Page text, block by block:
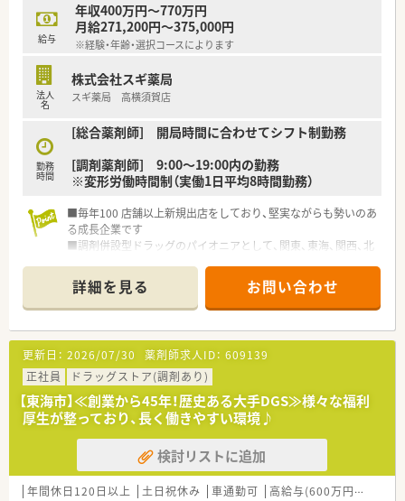
給与
年収400万円～770万円
月給271,200円～375,000円
※経験・年齢・選択コースによります
法人
名
株式会社スギ薬局
スギ薬局 高横須賀店
勤務
時間
[総合薬剤師] 開局時間に合わせてシフト制勤務
[調剤薬剤師] 9:00～19:00内の勤務
※変形労働時間制（実働1日平均8時間勤務）
■毎年100 店舗以上新規出店をしており、堅実ながらも勢いのあ
る成長企業です
■調剤併設型ドラッグのパイオニアとして、関東、東海、関西、北
■研修制度は様々なプランがあり、集合研修だけでなく任意で受
講可能な研修も幅広く用意されています
■店舗で活躍する従業員、社外で活躍する従業員、将来経営幹部
となる従業員など、薬剤師として様々な活躍ができるフィールド
を用意されています
■総合薬剤師・調剤薬剤師（土日休み・19時までの勤務）どちらか
の働き方を選択できます
■調剤併設型だけでなく「医療モール・クリニック併設店舗」「敷
地内薬局」「訪問調剤特化型店舗」など様々な店舗を運営してい
ます
■在宅医療にも積極的取り組んでおり「訪問調剤特化型店舗」を
50店舗以上、無菌調剤室は業界最多の51店舗設置しています
■「プラチナくるみん認定企業」「健康経営優良法人2023（大規模
法人部門）認定」等を取得し一人ひとりが働きやすい環境が整備
詳細を見る お問い合わせ
更新日： 2026/07/30 薬剤師求人ID： 609139
正社員
ドラッグストア(調剤あり)
【東海市】≪創業から45年！歴史ある大手DGS≫様々な福利
厚生が整っており、長く働きやすい環境♪
検討リストに追加
年間休日120日以上 土日祝休み 車通勤可 高給与(600万円以上)